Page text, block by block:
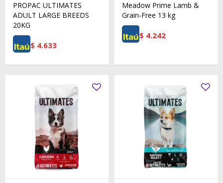
PROPAC ULTIMATES
ADULT LARGE BREEDS
20KG
$ 4.633
Meadow Prime Lamb &
Grain-Free 13 kg
$ 4.242